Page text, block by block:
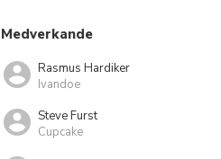
Medverkande
Rasmus Hardiker
Ivandoe
Steve Furst
Cupcake